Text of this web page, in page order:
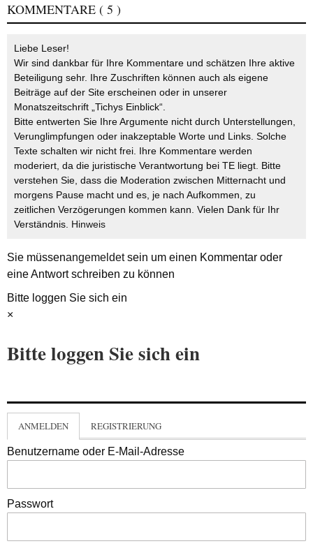
KOMMENTARE ( 5 )
Liebe Leser!
Wir sind dankbar für Ihre Kommentare und schätzen Ihre aktive
Beteiligung sehr. Ihre Zuschriften können auch als eigene
Beiträge auf der Site erscheinen oder in unserer
Monatszeitschrift „Tichys Einblick“.
Bitte entwerten Sie Ihre Argumente nicht durch Unterstellungen,
Verunglimpfungen oder inakzeptable Worte und Links. Solche
Texte schalten wir nicht frei. Ihre Kommentare werden
moderiert, da die juristische Verantwortung bei TE liegt. Bitte
verstehen Sie, dass die Moderation zwischen Mitternacht und
morgens Pause macht und es, je nach Aufkommen, zu
zeitlichen Verzögerungen kommen kann. Vielen Dank für Ihr
Verständnis. Hinweis
Sie müssenangemeldetsein um einen Kommentar oder
eine Antwort schreiben zu können
Bitte loggen Sie sich ein
×
Bitte loggen Sie sich ein
ANMELDEN REGISTRIERUNG
Benutzername oder E-Mail-Adresse
Passwort